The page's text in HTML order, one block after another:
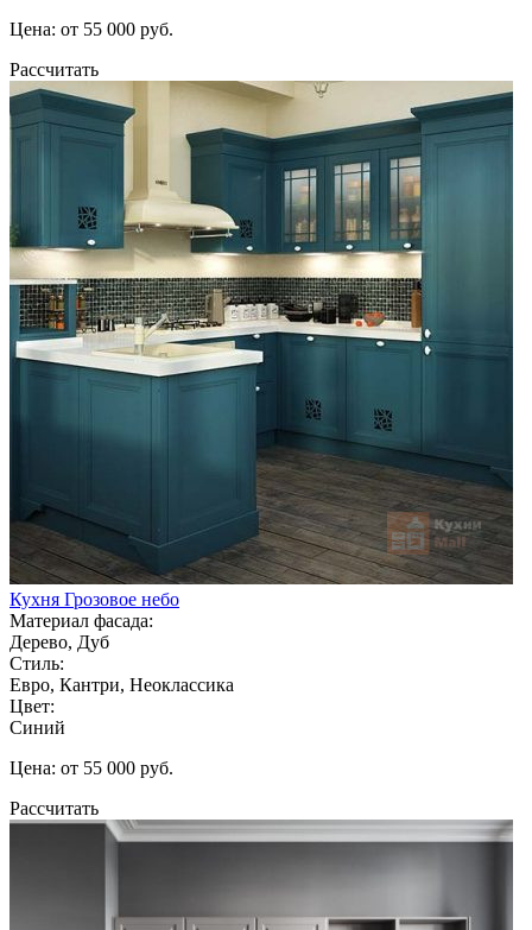
Цена: от 55 000 руб.
Рассчитать
Кухня Грозовое небо
Материал фасада:
Дерево, Дуб
Стиль:
Евро, Кантри, Неоклассика
Цвет:
Синий
Цена: от 55 000 руб.
Рассчитать